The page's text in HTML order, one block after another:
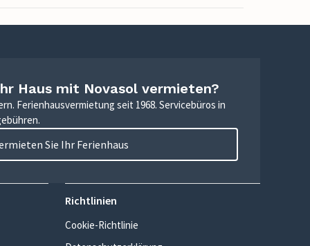
Haus mit Novasol vermieten?
Ferienhausvermietung seit 1968. Servicebüros in
Sie Ihr Ferienhaus
Richtlinien
Cookie-Richtlinie